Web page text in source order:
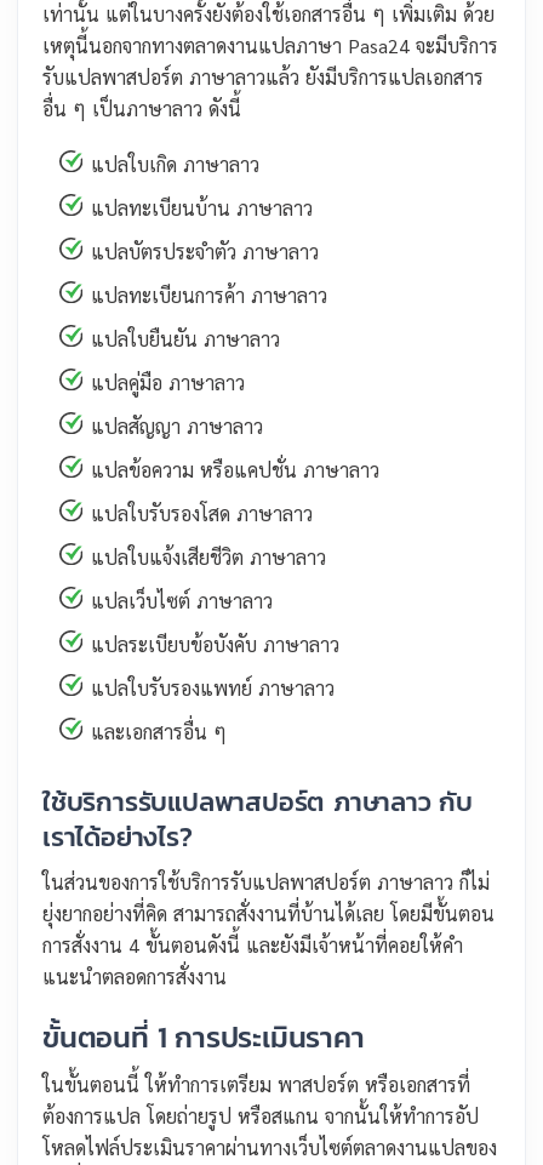
เท่านั้น แต่ในบางครั้งยังต้องใช้เอกสารอื่น ๆ เพิ่มเติม ด้วย
เหตุนี้นอกจากทางตลาดงานแปลภาษา Pasa24 จะมีบริการ
รับแปลพาสปอร์ต ภาษาลาวแล้ว ยังมีบริการแปลเอกสาร
อื่น ๆ เป็นภาษาลาว ดังนี้
แปลใบเกิด ภาษาลาว
แปลทะเบียนบ้าน ภาษาลาว
แปลบัตรประจำตัว ภาษาลาว
แปลทะเบียนการค้า ภาษาลาว
แปลใบยืนยัน ภาษาลาว
แปลคู่มือ ภาษาลาว
แปลสัญญา ภาษาลาว
แปลข้อความ หรือแคปชั่น ภาษาลาว
แปลใบรับรองโสด ภาษาลาว
แปลใบแจ้งเสียชีวิต ภาษาลาว
แปลเว็บไซต์ ภาษาลาว
แปลระเบียบข้อบังคับ ภาษาลาว
แปลใบรับรองแพทย์ ภาษาลาว
และเอกสารอื่น ๆ
ใช้บริการรับแปลพาสปอร์ต ภาษาลาว กับ
เราได้อย่างไร?
ในส่วนของการใช้บริการรับแปลพาสปอร์ต ภาษาลาว ก็ไม่
ยุ่งยากอย่างที่คิด สามารถสั่งงานที่บ้านได้เลย โดยมีขั้นตอน
การสั่งงาน 4 ขั้นตอนดังนี้ และยังมีเจ้าหน้าที่คอยให้คำ
แนะนำตลอดการสั่งงาน
ขั้นตอนที่ 1 การประเมินราคา
ในขั้นตอนนี้ ให้ทำการเตรียม พาสปอร์ต หรือเอกสารที่
ต้องการแปล โดยถ่ายรูป หรือสแกน จากนั้นให้ทำการอัป
โหลดไฟล์ประเมินราคาผ่านทางเว็บไซต์ตลาดงานแปลของ